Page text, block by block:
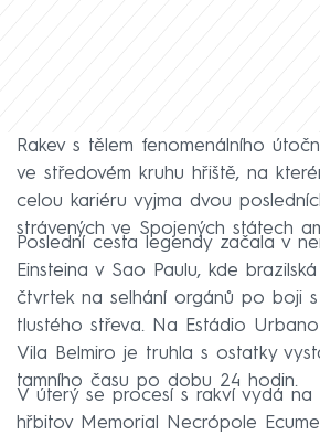
Rakev s tělem fenomenálního
ve středovém kruhu hřiště, na
celou kariéru vyjma dvou
strávených ve Spojených státech
Poslední cesta legendy začala v
Einsteina v Sao Paulu, kde
čtvrtek na selhání orgánů po boji s
tlustého střeva. Na Estádio
Vila Belmiro je truhla s ostatky
tamního času po dobu 24 hodin.
V úterý se procesí s rakví vydá na
hřbitov Memorial Necrópole